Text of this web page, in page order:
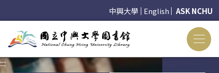
中興大學 English ASK NCHU
:::